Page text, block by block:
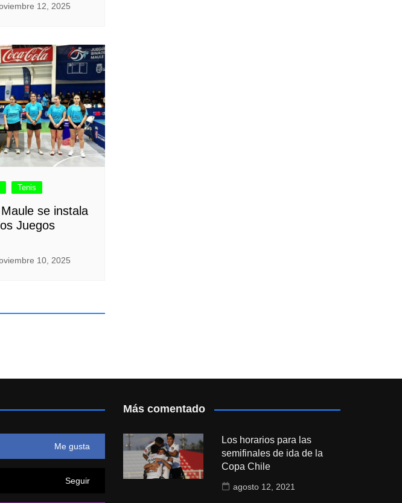
12, 2025
Tenis
se instala
Juegos
10, 2025
Me gusta
Seguir
Más comentado
Los horarios para las
semifinales de ida de la
Copa Chile
agosto 12, 2021